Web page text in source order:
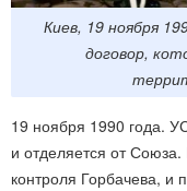
Киев, 19 ноября
договор,
19 ноября 1990 года.
и отделяется от
контроля Горбачева, и